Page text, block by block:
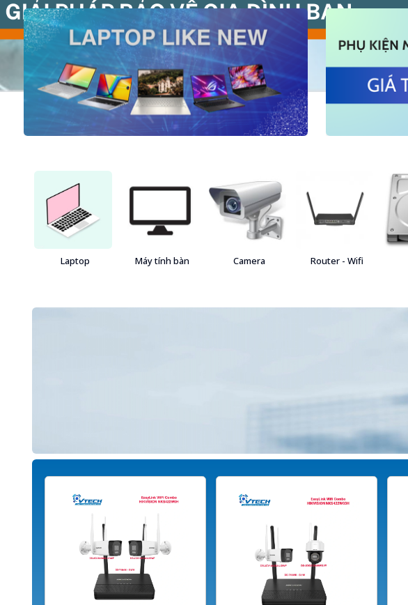
Laptop Máy tính bàn Camera Router - Wifi